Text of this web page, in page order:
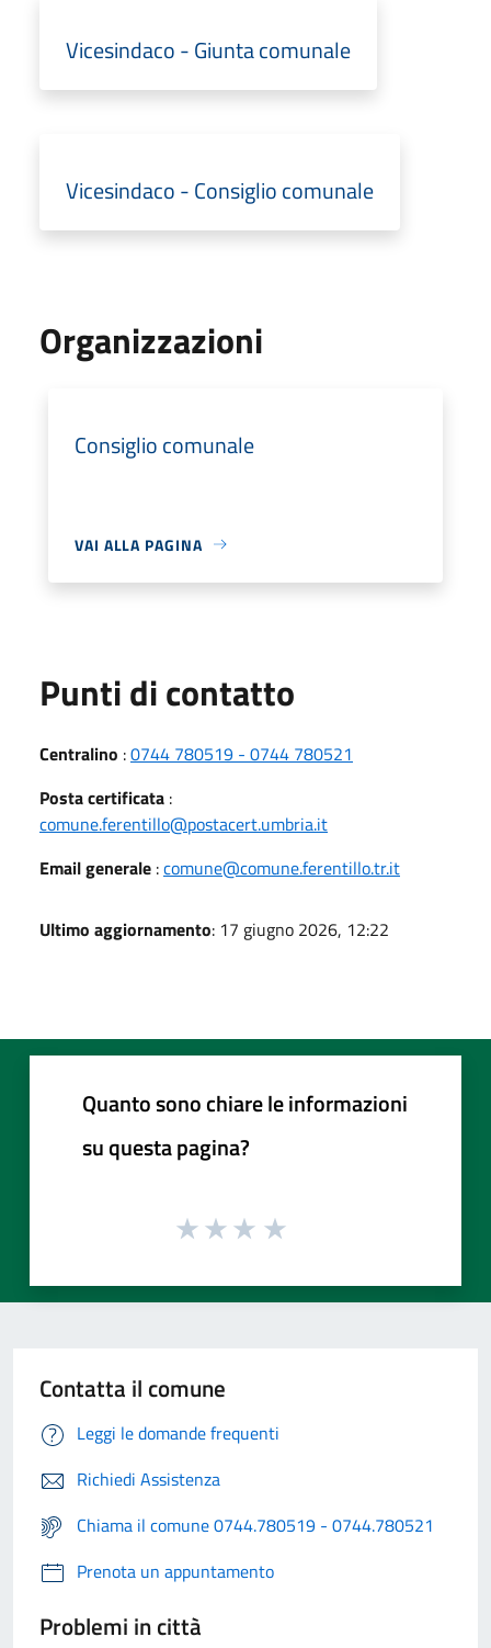
Vicesindaco - Giunta comunale
Vicesindaco - Consiglio comunale
Organizzazioni
Consiglio comunale
VAI ALLA PAGINA
Punti di contatto
Centralino :0744 780519 - 0744 780521
Posta certificata :
comune.ferentillo@postacert.umbria.it
Email generale :comune@comune.ferentillo.tr.it
Ultimo aggiornamento: 17 giugno 2026, 12:22
Quanto sono chiare le informazioni
su questa pagina?
Contatta il comune
Leggi le domande frequenti
Richiedi Assistenza
Chiama il comune 0744.780519 - 0744.780521
Prenota un appuntamento
Problemi in città